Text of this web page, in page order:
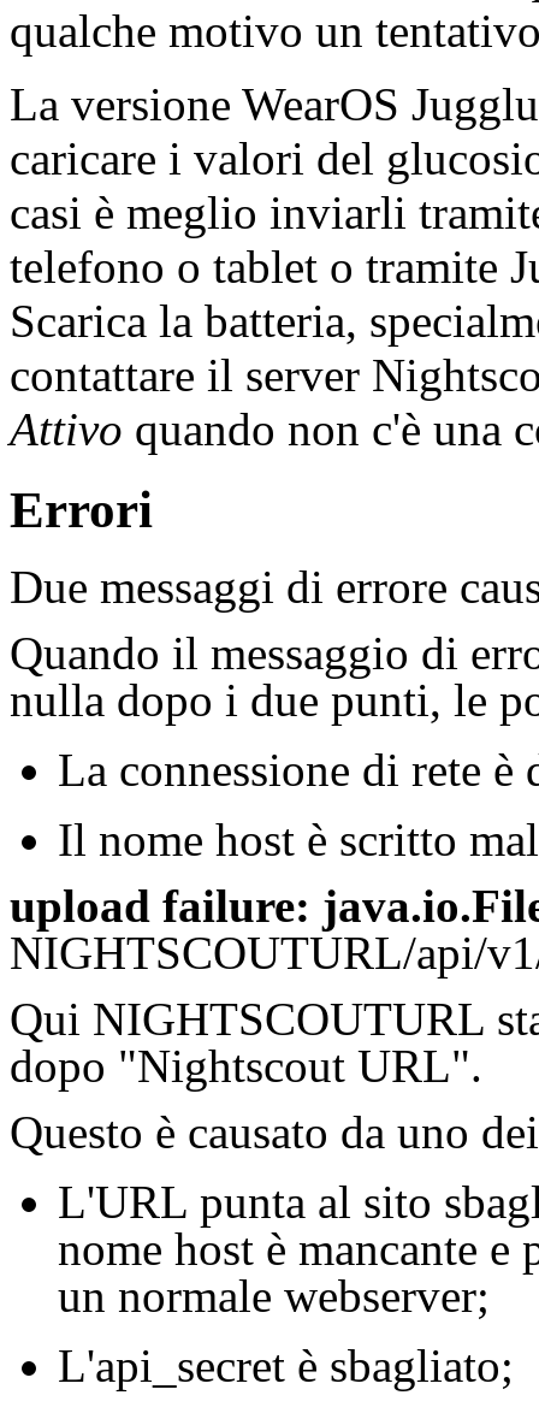
qualche motivo un
La versione WearOS
caricare i valori del
casi è meglio inviarli
telefono o tablet o tramite
Scarica la batteria,
contattare il server
Attivo quando non c'è una
Errori
Due messaggi di errore
Quando il messaggio di
nulla dopo i due punti, le
La connessione di rete è
Il nome host è scritto
upload failure:
NIGHTSCOUTURL/api/
Qui NIGHTSCOUTURL
dopo "Nightscout URL".
Questo è causato da uno
L'URL punta al sito
nome host è mancante e
un normale webserver;
L'api_secret è sbagliato;